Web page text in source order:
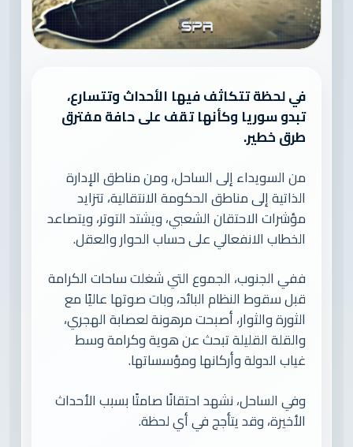
في لحظة تتكاثف فيها الأحداث وتتسارع،
تبدو سوريا وكأنها تقف على حافة مفترق
طرق خطير.
من السويداء إلى الساحل، ومن مناطق الإدارة
الذاتية إلى مناطق الحكومة الانتقالية، تتزايد
مؤشرات الاحتقان الشعبي، ويشتد التوتر، ويتصاعد
الخطاب الانفعالي على حساب الحوار والعقل.
ففي الجنوب، الجموع التي شغلت ساحات الكرامة
قبل سقوط النظام البائد، وبات صوتها عاليًا مع
الثورة والثوار، أصبحت مرهونة لعصابة الهجري،
والقلة القليلة تبحث عن هوية وكرامة وسط
غياب الدولة وأركانها ومؤسساتها.
وفي الساحل، نشهد احتقانًا صامتًا بسبب الأحداث
الأخيرة، وقد يتأجج في أي لحظة.